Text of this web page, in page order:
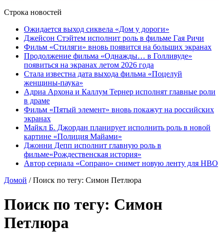
Строка новостей
Ожидается выход сиквела «Дом у дороги»
Джейсон Стэйтем исполнит роль в фильме Гая Ричи
Фильм «Стиляги» вновь появится на больших экранах
Продолжение фильма «Однажды… в Голливуде»
появиться на экранах летом 2026 года
Стала известна дата выхода фильма «Поцелуй
женщины-паука»
Адриа Архона и Каллум Тернер исполнят главные роли
в драме
Фильм «Пятый элемент» вновь покажут на российских
экранах
Майкл Б. Джордан планирует исполнить роль в новой
картине «Полиция Майами»
Джонни Депп исполнит главную роль в
фильме«Рождественская история»
Автор сериала «Сопрано» снимет новую ленту для HBO
Домой / Поиск по тегу: Симон Петлюра
Поиск по тегу: Симон
Петлюра